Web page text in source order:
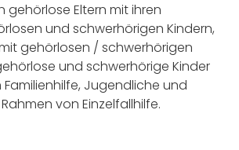
gehörlose Eltern mit ihren
und schwerhörigen Kindern,
gehörlosen / schwerhörigen
und schwerhörige Kinder
Jugendliche und
von Einzelfallhilfe.